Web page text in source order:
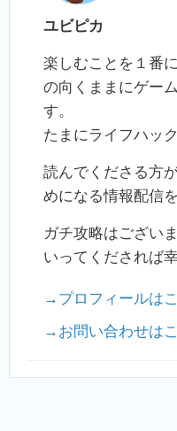
ユビピカ
楽しむことを１番
の向くままにゲー
す。
たまにライフハッ
読んでくださる方
めになる情報配信
ガチ攻略はござい
いってくだされば幸
→プロフィールは
→お問い合わせは